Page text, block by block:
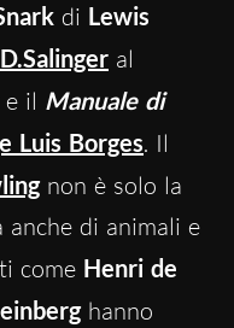
di Lewis
al
e il Manuale di
Luis Borges. Il
non è solo la
anche di animali e
come Henri de
hanno